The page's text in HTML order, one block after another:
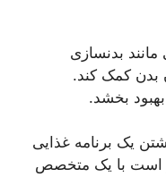
بدنسازی
بدن کمک کند.
بخشد.
یک برنامه غذایی
است با یک متخصص